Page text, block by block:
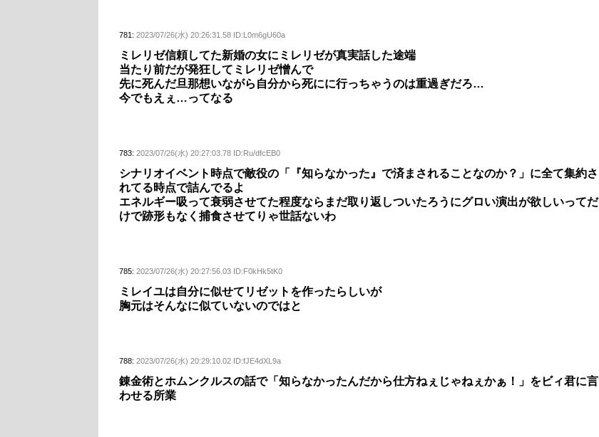
781: 2023/07/26(水) 20:26:31.58 ID:L0m6gU60a
ミレリゼ信頼してた新婚の女にミレリゼが真実話した途端
当たり前だが発狂してミレリゼ憎んで
先に死んだ旦那想いながら自分から死にに行っちゃうのは重過ぎだろ…
今でもえぇ…ってなる
783: 2023/07/26(水) 20:27:03.78 ID:Ru/dfcEB0
シナリオイベント時点で敵役の「『知らなかった』で済まされることなのか？」に全て集約さ
れてる時点で詰んでるよ
エネルギー吸って衰弱させてた程度ならまだ取り返しついたろうにグロい演出が欲しいってだ
けで跡形もなく捕食させてりゃ世話ないわ
785: 2023/07/26(水) 20:27:56.03 ID:F0kHk5tK0
ミレイユは自分に似せてリゼットを作ったらしいが
胸元はそんなに似ていないのではと
788: 2023/07/26(水) 20:29:10.02 ID:fJE4dXL9a
錬金術とホムンクルスの話で「知らなかったんだから仕方ねぇじゃねぇかぁ！」をビィ君に言
わせる所業